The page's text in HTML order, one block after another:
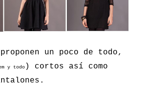
un poco de todo,
y todo ) cortos así como